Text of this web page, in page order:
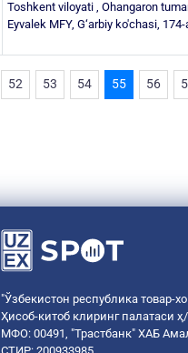
Toshkent viloyati , Ohangaron
Eyvalek MFY, G‘arbiy ko'chasi,
52 53 54 55 56
"Ўзбекистон республика товар-
Ҳисоб-китоб клиринг палатаси
МФО: 00491, "Трастбанк" ХАБ